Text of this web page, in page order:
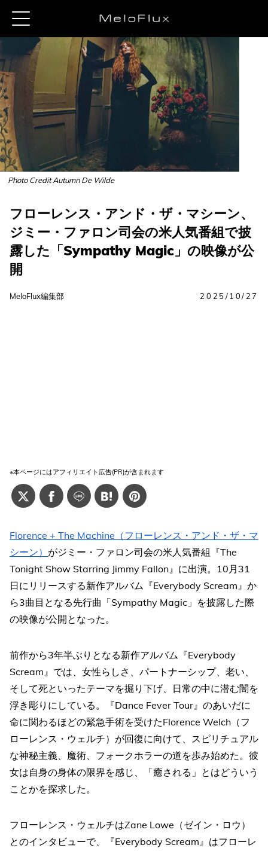
Photo Credit Autumn De Wilde
フローレンス・アンド・ザ・マシーン、
ジミー・ファロン司会の米人気番組で披
露した「Sympathy Magic」の映像が公
開
MeloFlux編集部 2025/10/27
※本ページにはアフィリエイト広告(PR)が含まれます
Florence + The Machine（フローレンス・アンド・ザ・マ
シーン） がジミー・ファロン司会の米人気番組『The
Tonight Show Starring Jimmy Fallon』に出演。10月31
日にリリースする新作アルバム『Everybody Scream』か
ら3曲目となる先行曲「Sympathy Magic」を披露した際
の映像が公開となった。
前作から3年半ぶりとなる新作アルバム『Everybody
Scream』では、女性らしさ、パートナーシップ、老い、
そして死といったテーマを掘り下げ、日常の中に潜む闇を
浮き彫りにしている。『Dance Fever Tour』のあいだに
命に関わるほどの緊急手術を受けたFlorence Welch（フ
ローレンス・ウェルチ）が回復に向けて、スピリチュアル
な神秘主義、魔術、フォークホラーの道を歩み始めた。彼
女は自身の身体の限界を感じ、「癒される」とはどういう
ことかを探求した。
フローレンス・ウェルチはZane Lowe（ゼイ​​ン・ロウ）
とのインタビューで、『Everybody Scream』はフローレ